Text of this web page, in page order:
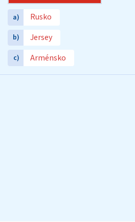
a) Rusko
b) Jersey
c) Arménsko